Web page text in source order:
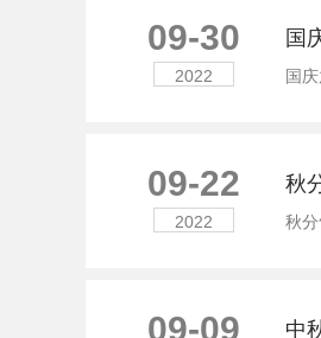
09-30
2022
国
国
09-22
2022
秋
秋
09-09 中